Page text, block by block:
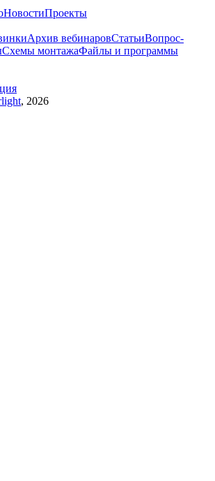
НовостиПроекты
Архив вебинаровСтатьиВопрос-
Схемы монтажаФайлы и программы
, 2026